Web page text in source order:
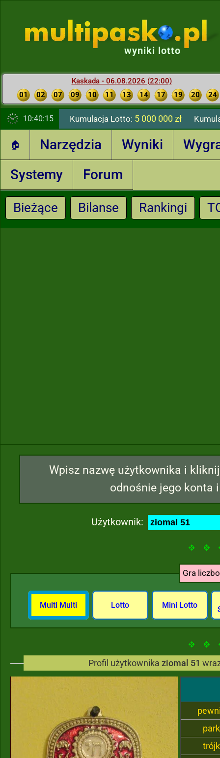
wyniki lotto
Kaskada - 06.08.2026 (22:00)
01
02 07 09 10 11 13 14 17 19 20 24
10:40:16 Kumulacja Lotto: 5 000 000 zł
🏠 Narzędzia Wyniki
Systemy
Forum
Bieżące Bilanse Rankingi
Wpisz nazwę użytkownika i
odnośnie jego konta
Użytkownik:
Gra
Multi Multi Lotto Mini Lotto
Profil użytkownika ziomal 51